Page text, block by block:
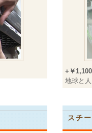
+￥
地球と
スチ